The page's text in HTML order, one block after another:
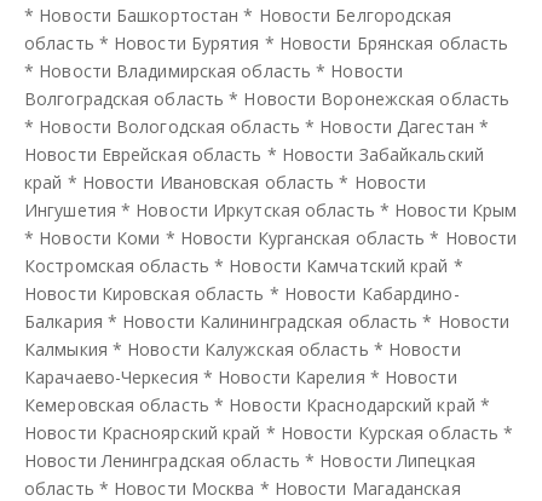
* Новости Башкортостан * Новости Белгородская
область * Новости Бурятия * Новости Брянская область
* Новости Владимирская область * Новости
Волгоградская область * Новости Воронежская область
* Новости Вологодская область * Новости Дагестан *
Новости Еврейская область * Новости Забайкальский
край * Новости Ивановская область * Новости
Ингушетия * Новости Иркутская область * Новости Крым
* Новости Коми * Новости Курганская область * Новости
Костромская область * Новости Камчатский край *
Новости Кировская область * Новости Кабардино-
Балкария * Новости Калининградская область * Новости
Калмыкия * Новости Калужская область * Новости
Карачаево-Черкесия * Новости Карелия * Новости
Кемеровская область * Новости Краснодарский край *
Новости Красноярский край * Новости Курская область *
Новости Ленинградская область * Новости Липецкая
область * Новости Москва * Новости Магаданская